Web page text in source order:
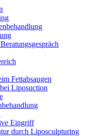
Fettabsaugen
Liposuction
Eingriff
durch Liposculpturing